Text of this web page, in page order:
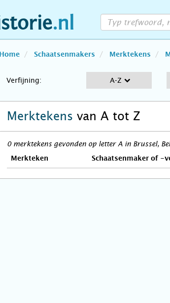
Home Schaatsenmakers Merktekens
Verfijning: A-Z
Merktekens van A tot Z
0 merktekens gevonden op letter A in Brussel,
Merkteken Schaatsenmaker of -